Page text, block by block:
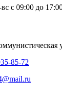
с 09:00 до
85-72